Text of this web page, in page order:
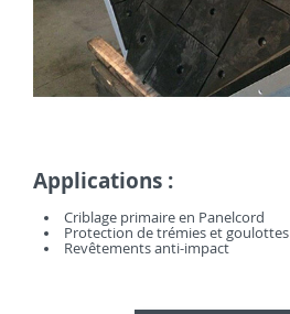
Applications :
Criblage primaire en Panelcord
Protection de trémies et goulottes
Revêtements anti-impact